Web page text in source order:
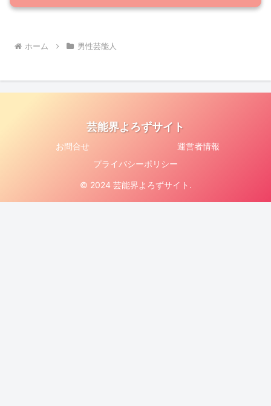
ホーム 男性芸能人
芸能界よろずサイト
お問合せ
運営者情報
プライバシーポリシー
© 2024 芸能界よろずサイト.